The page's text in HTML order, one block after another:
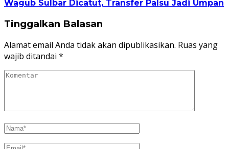
Wagub Sulbar Dicatut, Transfer Palsu Jadi Umpan
Tinggalkan Balasan
Alamat email Anda tidak akan dipublikasikan. Ruas yang
wajib ditandai *